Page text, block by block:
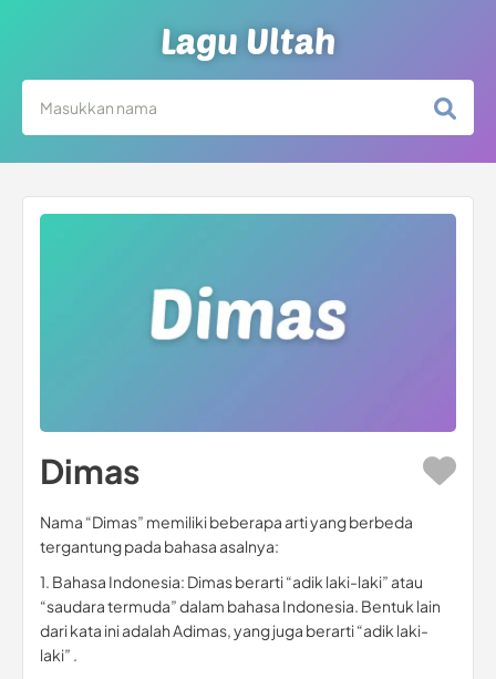
Lagu Ultah
Dimas
Nama “Dimas” memiliki beberapa arti yang berbeda
tergantung pada bahasa asalnya:
1. Bahasa Indonesia: Dimas berarti “adik laki-laki” atau
“saudara termuda” dalam bahasa Indonesia. Bentuk lain
dari kata ini adalah Adimas, yang juga berarti “adik laki-
laki” .